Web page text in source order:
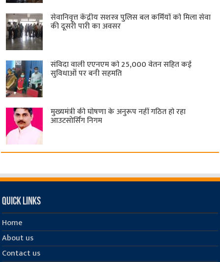
सेवानिवृत्त केंद्रीय सशस्त्र पुलिस बल ​कर्मियों को मिला सेवा
की दूसरी पारी का अवसर
संविदा वाली एएनएम को 25,000 वेतन सहित कई
सुविधाओं पर बनी सहमति
मुख्यमंत्री की घोषणा के अनुरूप नहीं गठित हो रहा
आउटसोर्सिंग निगम
Quick Links
Home
About us
Contact us